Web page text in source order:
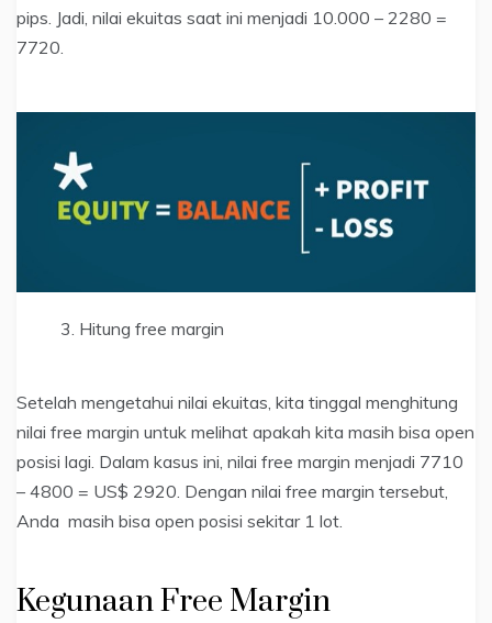
pips. Jadi, nilai ekuitas saat ini menjadi 10.000 – 2280 =
7720.
Hitung free margin
Setelah mengetahui nilai ekuitas, kita tinggal menghitung
nilai free margin untuk melihat apakah kita masih bisa open
posisi lagi. Dalam kasus ini, nilai free margin menjadi 7710
– 4800 = US$ 2920. Dengan nilai free margin tersebut,
Anda masih bisa open posisi sekitar 1 lot.
Kegunaan Free Margin